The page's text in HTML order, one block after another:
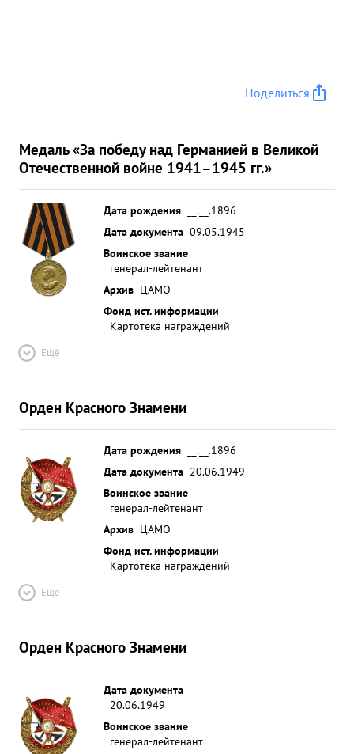
Поделиться
Медаль «За победу над Германией в Великой
Отечественной войне 1941–1945 гг.»
Дата рождения
__.__.1896
Дата документа 09.05.1945
Воинское звание
генерал-лейтенант
Архив ЦАМО
Фонд ист. информации
Картотека награждений
Ещё
Орден Красного Знамени
Дата рождения
__.__.1896
Дата документа 20.06.1949
Воинское звание
генерал-лейтенант
Архив ЦАМО
Фонд ист. информации
Картотека награждений
Ещё
Орден Красного Знамени
Дата документа
20.06.1949
Воинское звание
генерал-лейтенант